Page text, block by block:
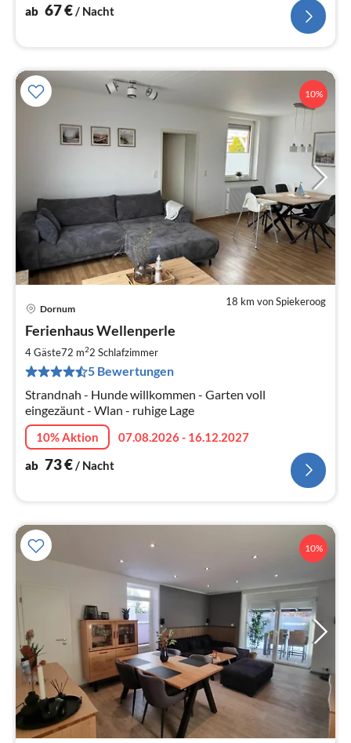
ab 67€/ Nacht
10%
18 km von Spiekeroog
Dornum
Ferienhaus Wellenperle
4 Gäste72 m22 Schlafzimmer
5 Bewertungen
Strandnah - Hunde willkommen - Garten voll
eingezäunt - Wlan - ruhige Lage
10% Aktion
07.08.2026 - 16.12.2027
ab 73€ / Nacht
10%